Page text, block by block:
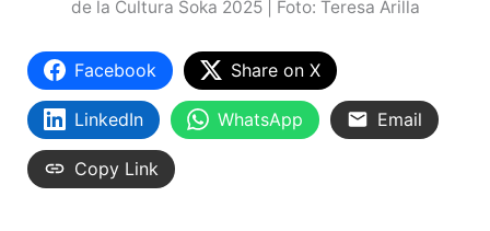
de la Cultura Soka 2025 | Foto: Teresa Arilla
Facebook Share on X
LinkedIn WhatsApp Email
Copy Link